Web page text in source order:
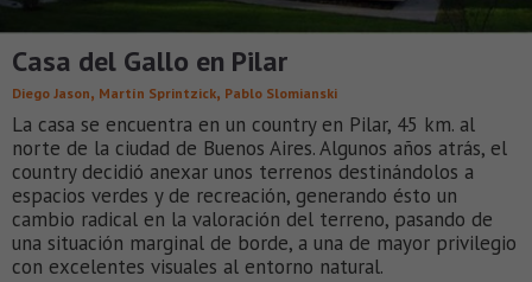
Casa del Gallo en Pilar
Diego Jason, Martín Sprintzick, Pablo Slomianski
La casa se encuentra en un country en Pilar, 45 km. al
norte de la ciudad de Buenos Aires. Algunos años atrás, el
country decidió anexar unos terrenos destinándolos a
espacios verdes y de recreación, generando ésto un
cambio radical en la valoración del terreno, pasando de
una situación marginal de borde, a una de mayor privilegio
con excelentes visuales al entorno natural.